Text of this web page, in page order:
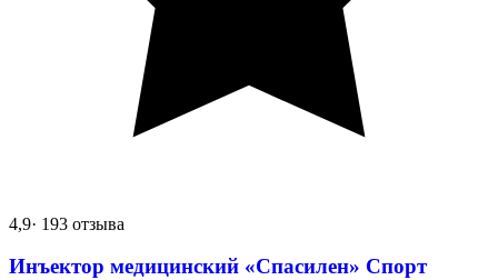
4,9· 193 отзыва
Инъектор медицинский «Спасилен» Спорт